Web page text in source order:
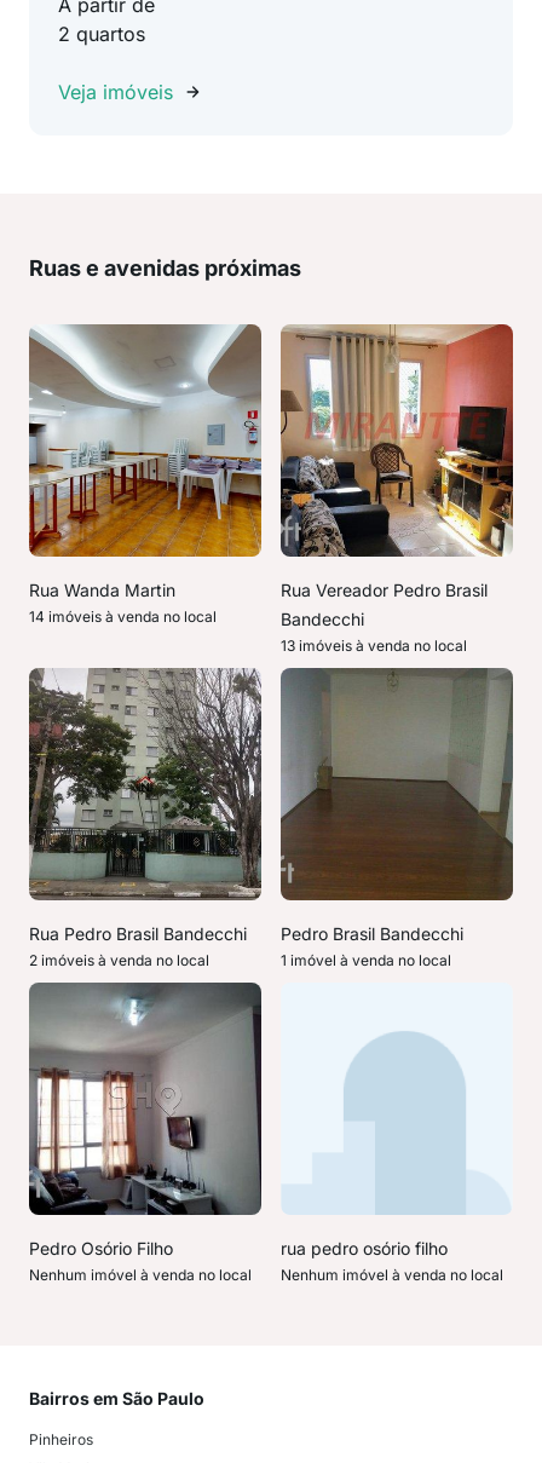
A partir de
2 quartos
Veja imóveis
Ruas e avenidas próximas
Rua Wanda Martin
14 imóveis à venda no local
Rua Vereador Pedro Brasil
Bandecchi
13 imóveis à venda no local
Rua Pedro Brasil Bandecchi
2 imóveis à venda no local
Pedro Brasil Bandecchi
1 imóvel à venda no local
Pedro Osório Filho
Nenhum imóvel à venda no local
rua pedro osório filho
Nenhum imóvel à venda no local
Bairros em São Paulo
Pinheiros